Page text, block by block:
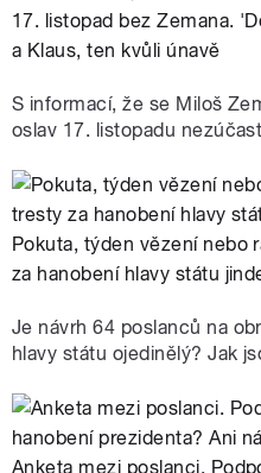
17. listopad bez Zemana.
a Klaus, ten kvůli únavě
S informací, že se Miloš
oslav 17. listopadu
Pokuta, týden vězení nebo
za hanobení hlavy státu
Je návrh 64 poslanců na
hlavy státu ojedinělý? Jak
Anketa mezi poslanci.